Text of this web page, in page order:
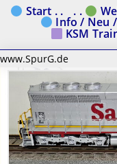
Zum Start . . . .
Info / Neu
KSM
www.SpurG.de